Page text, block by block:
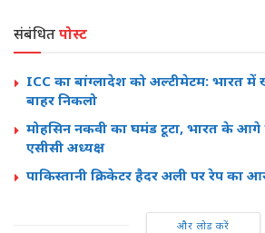
संबंधितपोस्ट
ICC का बांग्लादेश को अल्टीमेटम: भारत में
बाहर निकलो
मोहसिन नकवी का घमंड टूटा, भारत के
एसीसी अध्यक्ष
पाकिस्तानी क्रिकेटर हैदर अली पर रेप का
और लोड करें